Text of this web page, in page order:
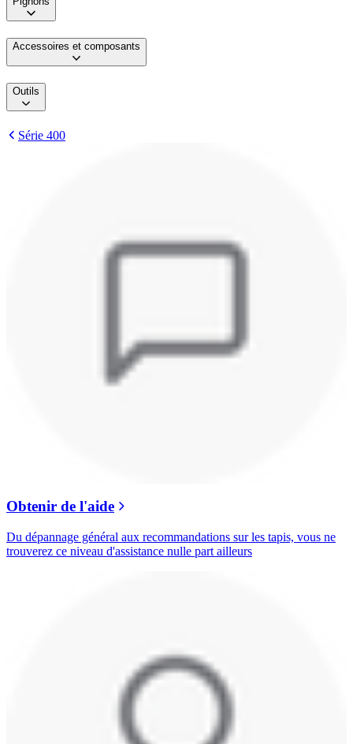
Accessoires et composants
Outils
Série 400
Obtenir de l'aide
Du dépannage général aux recommandations sur les tapis, vous ne
trouverez ce niveau d'assistance nulle part ailleurs